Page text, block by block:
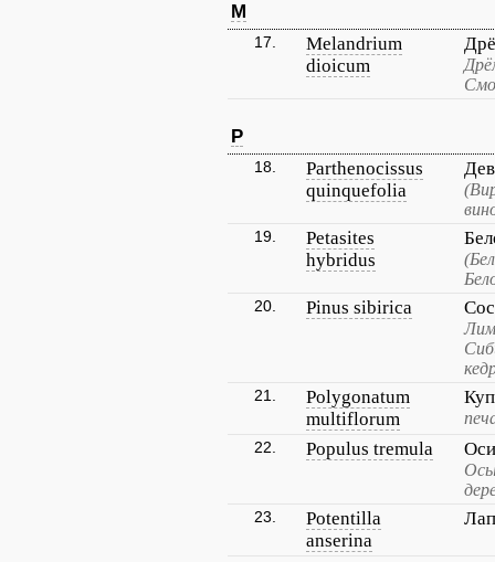
M
17.
Melandrium
dioicum
P
18.
Parthenocissus
quinquefolia
19.
Petasites
hybridus
20. Pinus sibirica
21.
Polygonatum
multiflorum
22. Populus tremula
23.
Potentilla
anserina